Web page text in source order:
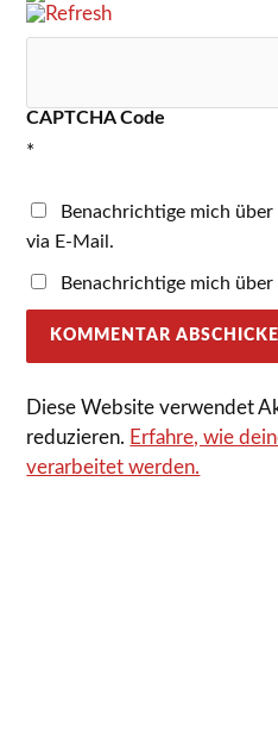
CAPTCHA Code
*
Benachrichtige mich
via E-Mail.
Benachrichtige mich
Diese Website verwendet
reduzieren. Erfahre, wie
verarbeitet werden.